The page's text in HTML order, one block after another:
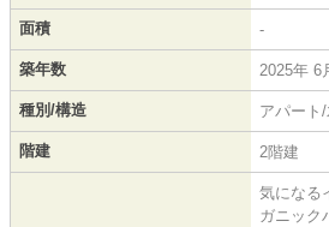
面積 -
築年数 2025年 6
種別/構造 アパート
階建 2階建
気になる
ガニック